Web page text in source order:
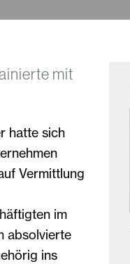
mit
hatte sich
Vermittlung
im
absolvierte
ins